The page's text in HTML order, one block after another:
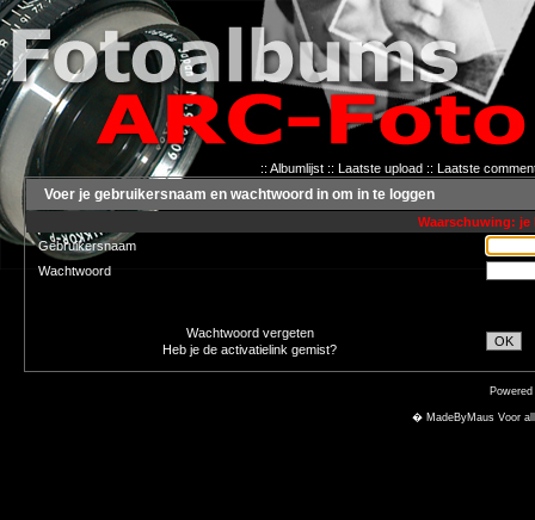
:: Albumlijst:: Laatste upload:: Laatste
Voer je gebruikersnaam en wachtwoord in om in te loggen
Waarschuwing:
Gebruikersnaam
Wachtwoord
Wachtwoord vergeten
Heb je de activatielink gemist?
OK
� MadeByMaus Voor